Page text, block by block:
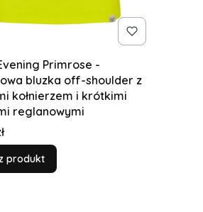
Primrose -
bluzka off-shoulder z
kołnierzem i krótkimi
reglanowymi
produkt